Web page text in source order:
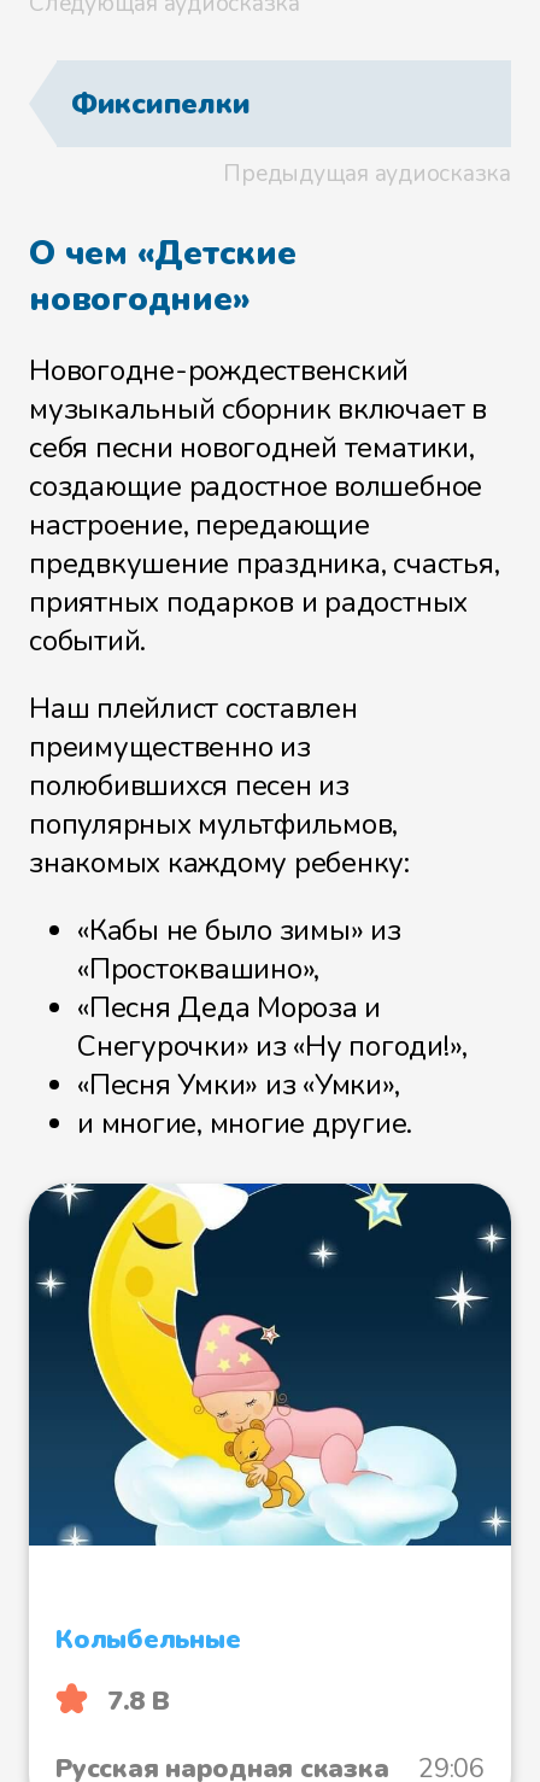
Фиксипелки
Предыдущая аудиосказка
О чем «Детские
новогодние»
Новогодне-рождественский
музыкальный сборник включает в
себя песни новогодней тематики,
создающие радостное волшебное
настроение, передающие
предвкушение праздника, счастья,
приятных подарков и радостных
событий.
Наш плейлист составлен
преимущественно из
полюбившихся песен из
популярных мультфильмов,
знакомых каждому ребенку:
«Кабы не было зимы» из
«Простоквашино»,
«Песня Деда Мороза и
Снегурочки» из «Ну погоди!»,
«Песня Умки» из «Умки»,
и многие, многие другие.
Колыбельные
7.8 B
Русская народная сказка
29:06